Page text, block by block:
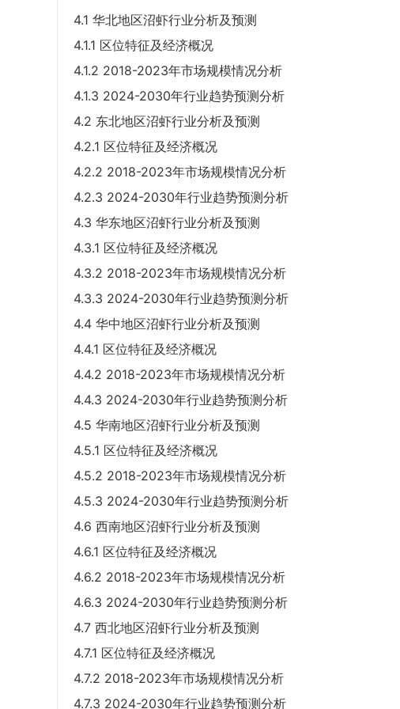
4.1 华北地区沼虾行业分析及预测
4.1.1 区位特征及经济概况
4.1.2 2018-2023年市场规模情况分析
4.1.3 2024-2030年行业趋势预测分析
4.2 东北地区沼虾行业分析及预测
4.2.1 区位特征及经济概况
4.2.2 2018-2023年市场规模情况分析
4.2.3 2024-2030年行业趋势预测分析
4.3 华东地区沼虾行业分析及预测
4.3.1 区位特征及经济概况
4.3.2 2018-2023年市场规模情况分析
4.3.3 2024-2030年行业趋势预测分析
4.4 华中地区沼虾行业分析及预测
4.4.1 区位特征及经济概况
4.4.2 2018-2023年市场规模情况分析
4.4.3 2024-2030年行业趋势预测分析
4.5 华南地区沼虾行业分析及预测
4.5.1 区位特征及经济概况
4.5.2 2018-2023年市场规模情况分析
4.5.3 2024-2030年行业趋势预测分析
4.6 西南地区沼虾行业分析及预测
4.6.1 区位特征及经济概况
4.6.2 2018-2023年市场规模情况分析
4.6.3 2024-2030年行业趋势预测分析
4.7 西北地区沼虾行业分析及预测
4.7.1 区位特征及经济概况
4.7.2 2018-2023年市场规模情况分析
4.7.3 2024-2030年行业趋势预测分析